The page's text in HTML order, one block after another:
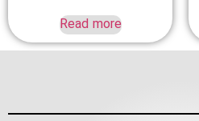
Read more